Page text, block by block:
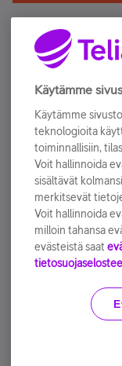
Älä jää
Tilaa Telian
sähköpostiisi.
Tilaa nyt
Käytämme
Käytämme
teknologioita
toiminnallisiin,
Voit hallinnoida
sisältävät
merkitsevät
Voit hallinnoida
milloin tahansa
evästeistä saat